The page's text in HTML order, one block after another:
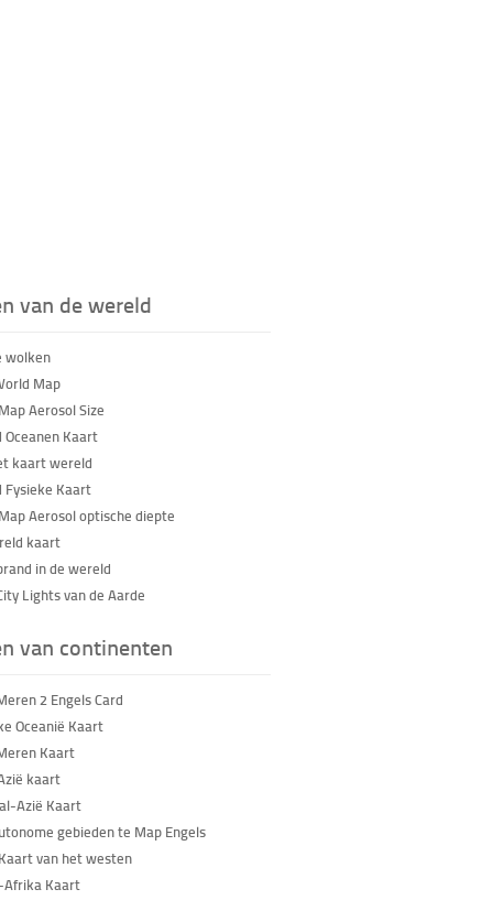
van de wereld
wolken
Map
Aerosol Size
Oceanen Kaart
kaart wereld
Fysieke Kaart
Aerosol optische diepte
kaart
in de wereld
Lights van de Aarde
van continenten
2 Engels Card
Oceanië Kaart
Kaart
kaart
Azië Kaart
gebieden te Map Engels
van het westen
Afrika Kaart